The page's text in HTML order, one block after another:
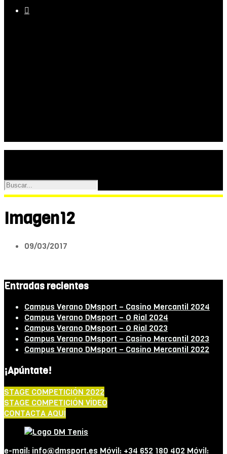

Imagen12
09/03/2017
Entradas recientes
Campus Verano DMsport – Casino Mercantil 2024
Campus Verano DMsport – O Rial 2024
Campus Verano DMsport – O Rial 2023
Campus Verano DMsport – Casino Mercantil 2023
Campus Verano DMsport – Casino Mercantil 2022
¡Apúntate!
STAGE COMPETICIÓN 2022
STAGE COMPETICIÓN VÍDEO
CONTACTA AQUÍ
e-mail: info@dmsport.es Móvil: +34 652 180 402 Móvil: